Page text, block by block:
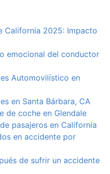
California 2025: Impacto
emocional del conductor
Automovilístico en
en Santa Bárbara, CA
de coche en Glendale
pasajeros en California
en accidente por
de sufrir un accidente